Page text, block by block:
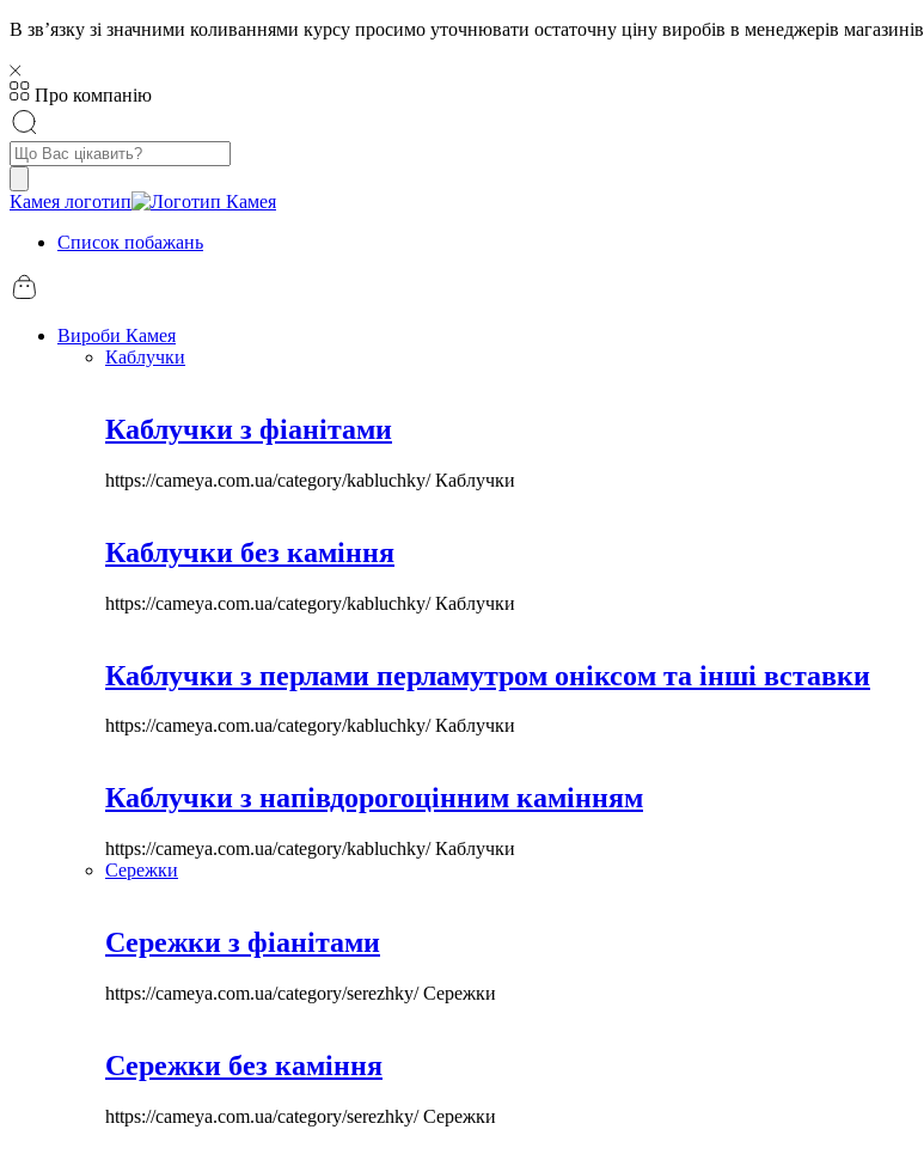
В звʼязку зі значними коливаннями курсу просимо уточнювати остаточну ціну виробів в менеджерів магазинів
Про компанію
Пошук
товарів
Камея логотип
Список побажань
Вироби Камея
Каблучки
Каблучки з фіанітами
https://cameya.com.ua/category/kabluchky/Каблучки
Каблучки без каміння
https://cameya.com.ua/category/kabluchky/Каблучки
Каблучки з перлами перламутром оніксом та інші вставки
https://cameya.com.ua/category/kabluchky/Каблучки
Каблучки з напівдорогоцінним камінням
https://cameya.com.ua/category/kabluchky/Каблучки
Сережки
Сережки з фіанітами
https://cameya.com.ua/category/serezhky/Сережки
Сережки без каміння
https://cameya.com.ua/category/serezhky/Сережки